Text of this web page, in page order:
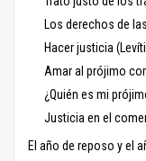
Los derechos de
Hacer justicia
Amar al prójimo
¿Quién es mi
Justicia en el
El año de reposo y el